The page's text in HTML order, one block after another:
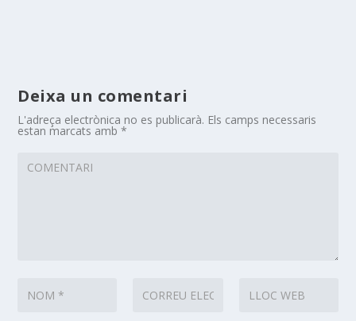
Deixa un comentari
L'adreça electrònica no es publicarà. Els camps necessaris
estan marcats amb*